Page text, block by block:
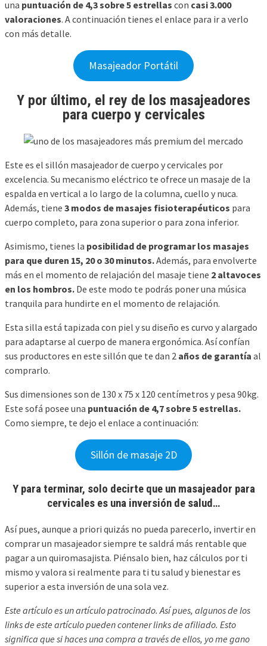
una puntuación de 4,3 sobre 5 estrellas con casi 3.000
valoraciones. A continuación tienes el enlace para ir a verlo
con más detalle.
Masajeador Portátil
Y por último, el rey de los masajeadores
para cuerpo y cervicales
Este es el sillón masajeador de cuerpo y cervicales por
excelencia. Su mecanismo eléctrico te ofrece un masaje de la
espalda en vertical a lo largo de la columna, cuello y nuca.
Además, tiene 3 modos de masajes fisioterapéuticos para
cuerpo completo, para zona superior o para zona inferior.
Asimismo, tienes la posibilidad de programar los masajes
para que duren 15, 20 o 30 minutos.Además, para envolverte
más en el momento de relajación del masaje tiene 2 altavoces
en los hombros. De este modo te podrás poner una música
tranquila para hundirte en el momento de relajación.
Esta silla está tapizada con piel y su diseño es curvo y alargado
para adaptarse al cuerpo de manera ergonómica. Así confían
sus productores en este sillón que te dan 2 años de garantía al
comprarlo.
Sus dimensiones son de 130 x 75 x 120 centímetros y pesa 90kg.
Este sofá posee una puntuación de 4,7 sobre 5 estrellas.
Como siempre, te dejo el enlace a continuación:
Sillón de masaje 2D
Y para terminar, solo decirte que un masajeador para
cervicales es una inversión de salud…
Así pues, aunque a priori quizás no pueda parecerlo, invertir en
comprar un masajeador siempre te saldrá más rentable que
pagar a un quiromasajista. Piénsalo bien, haz cálculos por ti
mismo y valora si realmente para ti tu salud y bienestar es
superior a esta inversión de una sola vez.
Este artículo es un artículo patrocinado. Así pues, algunos de los
links de este artículo pueden contener links de afiliado. Esto
significa que si haces una compra a través de ellos, yo me gano